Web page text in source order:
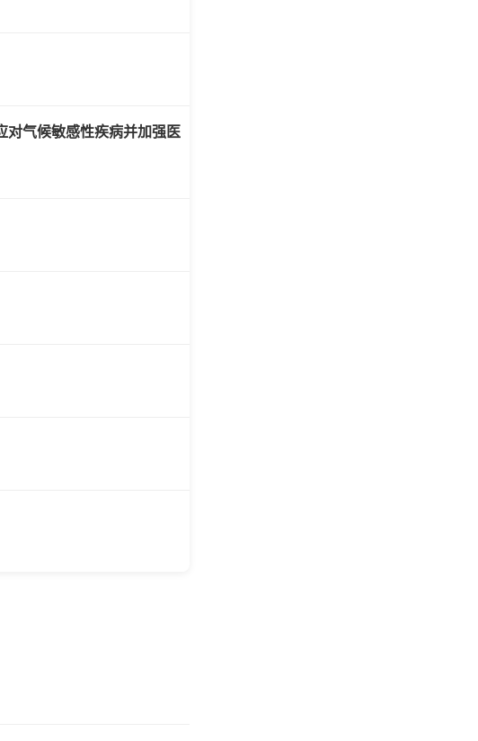
对气候敏感性疾病并加强医